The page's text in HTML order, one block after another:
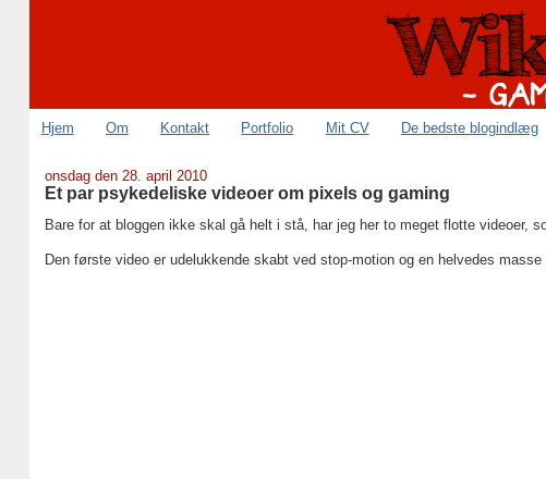
Hjem Om Kontakt Portfolio Mit CV De bedste blogindlæg
onsdag den 28. april 2010
Et par psykedeliske videoer om pixels og gaming
Bare for at bloggen ikke skal gå helt i stå, har jeg her to meget flotte videoer,
Den første video er udelukkende skabt ved stop-motion og en helvedes